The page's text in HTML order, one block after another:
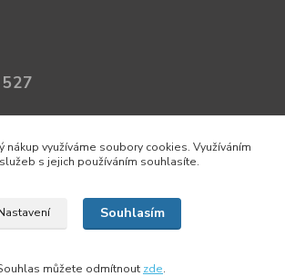
with quality goods Top-koberce.cz
nákup využíváme soubory cookies. Využíváním
s jejich používáním souhlasíte.
Souhlasím
můžete odmítnout zde.